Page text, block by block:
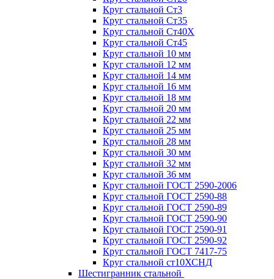
Круг стальной Ст3
Круг стальной Ст35
Круг стальной Ст40Х
Круг стальной Ст45
Круг стальной 10 мм
Круг стальной 12 мм
Круг стальной 14 мм
Круг стальной 16 мм
Круг стальной 18 мм
Круг стальной 20 мм
Круг стальной 22 мм
Круг стальной 25 мм
Круг стальной 28 мм
Круг стальной 30 мм
Круг стальной 32 мм
Круг стальной 36 мм
Круг стальной ГОСТ 2590-2006
Круг стальной ГОСТ 2590-88
Круг стальной ГОСТ 2590-89
Круг стальной ГОСТ 2590-90
Круг стальной ГОСТ 2590-91
Круг стальной ГОСТ 2590-92
Круг стальной ГОСТ 7417-75
Круг стальной ст10ХСНД
Шестигранник стальной